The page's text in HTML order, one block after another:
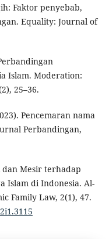
Faktor penyebab,
Equality: Journal of
Islam. Moderation:
25–36.
Pencemaran nama
Perbandingan,
Mesir terhadap
Islam di Indonesia. Al-
Family Law, 2(1), 47.